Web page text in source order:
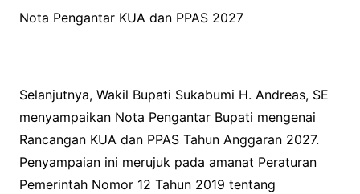
Nota Pengantar KUA dan PPAS 2027
Selanjutnya, Wakil Bupati Sukabumi H. Andreas, SE
menyampaikan Nota Pengantar Bupati mengenai
Rancangan KUA dan PPAS Tahun Anggaran 2027.
Penyampaian ini merujuk pada amanat Peraturan
Pemerintah Nomor 12 Tahun 2019 tentang